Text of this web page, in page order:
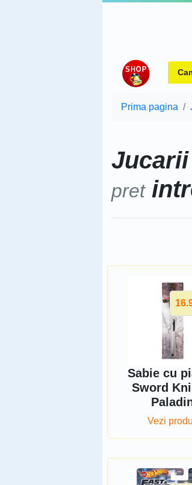
Prima pagina
Jucarii
pret
Sabie cu
Sword
Vezi